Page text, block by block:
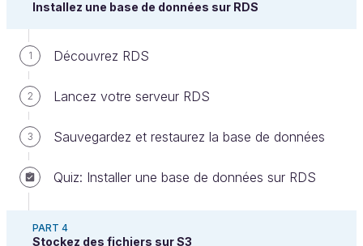
Installez une base de données sur RDS
1 Découvrez RDS
2 Lancez votre serveur RDS
3 Sauvegardez et restaurez la base de données
Quiz: Installer une base de données sur RDS
PART 4
Stockez des fichiers sur S3
Découvrez le plan du cours
Amazon Web Services possède de nombreux
avantages, mais c’est souvent difficile de s’y
retrouver tant il y a de services.
Dans la première partie, vous découvrirez les
principaux services AWS, et vous créerez votre